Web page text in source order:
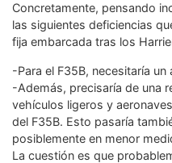
Concretamente, pensando
las siguientes deficiencias
fija embarcada tras los
-Para el F35B, necesitaría
-Además, precisaría de una
vehículos ligeros y
del F35B. Esto pasaría
posiblemente en menor
La cuestión es que